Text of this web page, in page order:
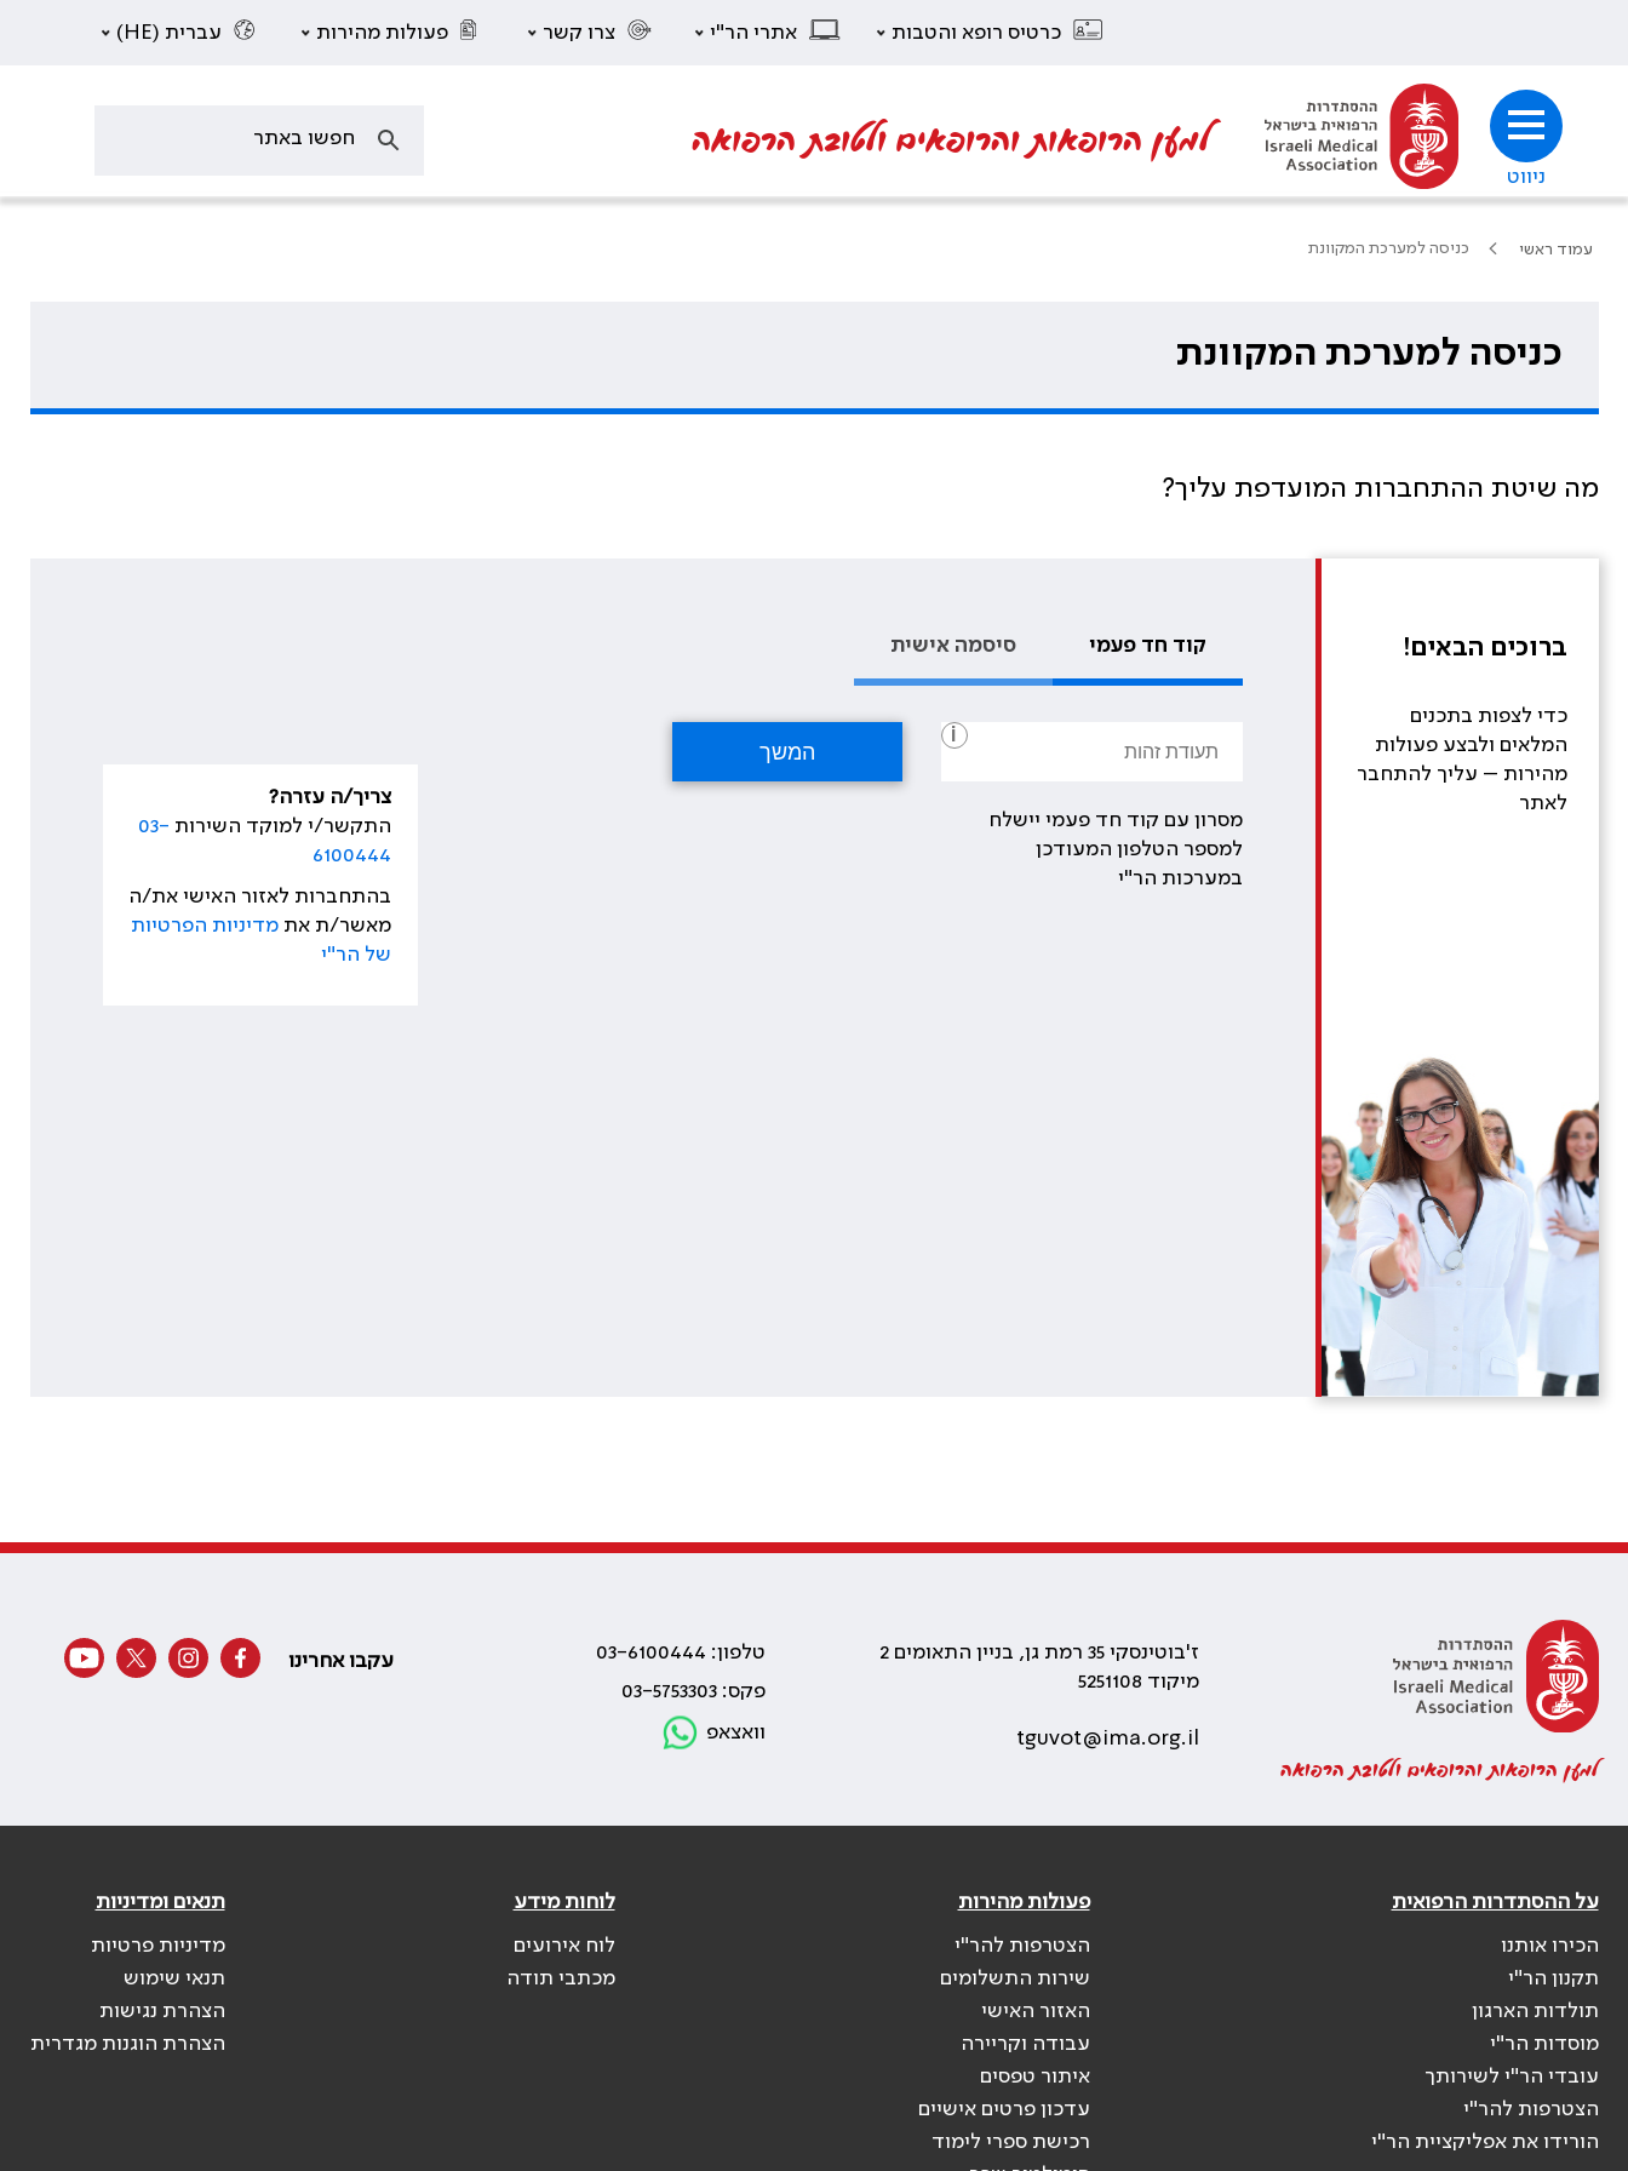
כרטיס רופא והטבות אתרי הר"י צרו קשר פעולות מהירות עברית (HE)
ניווט
למען הרופאות והרופאים ולטובת הרפואה
עמוד ראשי כניסה למערכת המקוונת
כניסה למערכת המקוונת
מה שיטת ההתחברות המועדפת עליך?
ברוכים הבאים!
כדי לצפות בתכנים
המלאים ולבצע פעולות
מהירות – עליך להתחבר
לאתר
קוד חד פעמי סיסמה אישית
i
מסרון עם קוד חד פעמי יישלח
למספר הטלפון המעודכן
במערכות הר"י
צריך/ה עזרה?
התקשר/י למוקד השירות 03-
6100444
בהתחברות לאזור האישי את/ה
מאשר/ת אתמדיניות הפרטיות
של הר"י
למען הרופאות והרופאים ולטובת הרפואה
ז'בוטינסקי 35 רמת גן, בניין התאומים 2
מיקוד 5251108
tguvot@ima.org.il
טלפון: 03-6100444
פקס: 03-5753303
וואצאפ
עקבו אחרינו
על ההסתדרות הרפואית
הכירו אותנו
תקנון הר"י
תולדות הארגון
מוסדות הר"י
עובדי הר"י לשירותך
הצטרפות להר"י
הורידו את אפליקציית הר"י
פעולות מהירות
הצטרפות להר"י
שירות התשלומים
האזור האישי
עבודה וקריירה
איתור טפסים
עדכון פרטים אישיים
רכישת ספרי לימוד
לוחות מידע
לוח אירועים
מכתבי תודה
תנאים ומדיניות
מדיניות פרטיות
תנאי שימוש
הצהרת נגישות
הצהרת הוגנות מגדרית